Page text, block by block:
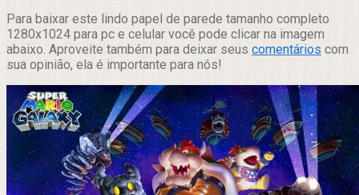
Para baixar este lindo papel de parede tamanho completo
1280x1024 para pc e celular você pode clicar na imagem
abaixo. Aproveite também para deixar seus comentários com
sua opinião, ela é importante para nós!